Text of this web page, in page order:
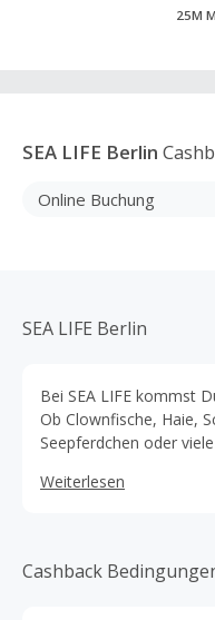
25M
SEA LIFE Berlin
Online Buchung
SEA LIFE Berlin
Bei SEA LIFE kommst
Ob Clownfische, Haie,
Seepferdchen oder
Du bei ihnen, wie Du
Weiterlesen
Cashback